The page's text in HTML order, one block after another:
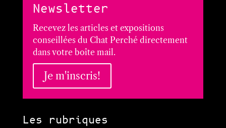
Newsletter
Recevez les articles et expositions
conseillées du Chat Perché directement
dans votre boîte mail.
Je m'inscris!
Les rubriques